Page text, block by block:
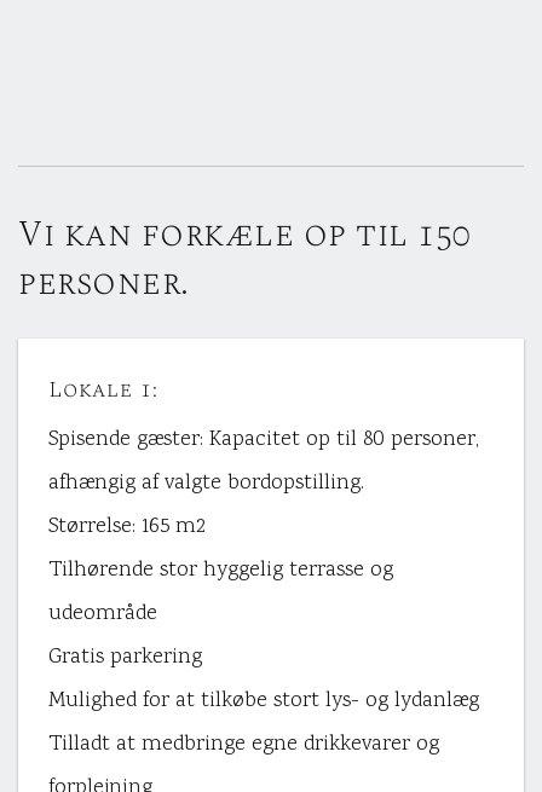
Vi kan forkæle op til 150
personer.
Lokale 1:
Spisende gæster: Kapacitet op til 80 personer,
afhængig af valgte bordopstilling.
Størrelse: 165 m2
Tilhørende stor hyggelig terrasse og
udeområde
Gratis parkering
Mulighed for at tilkøbe stort lys- og lydanlæg
Tilladt at medbringe egne drikkevarer og